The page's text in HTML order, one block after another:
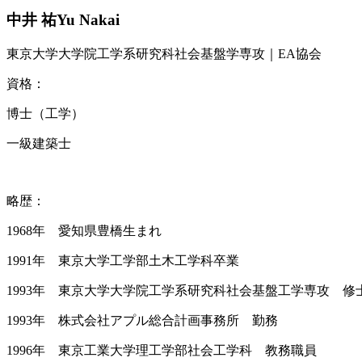
中井 祐Yu Nakai
東京大学大学院工学系研究科社会基盤学専攻｜EA協会
資格：
博士（工学）
一級建築士
略歴：
1968年 愛知県豊橋生まれ
1991年 東京大学工学部土木工学科卒業
1993年 東京大学大学院工学系研究科社会基盤工学専攻 修
1993年 株式会社アプル総合計画事務所 勤務
1996年 東京工業大学理工学部社会工学科 教務職員